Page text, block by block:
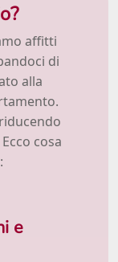
affitti
di
alla
cosa
e